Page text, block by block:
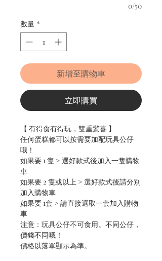
0/50
數量 *
新增至購物車
立即購買
【 有得食有得玩，雙重驚喜 】
任何蛋糕都可以按需要加配玩具公仔
哦！
如果要 1 隻 > 選好款式後加入一隻購物
車
如果要 2 隻或以上 > 選好款式後請分別
加入購物車
如果要 1套 > 請直接選取一套加入購物
車
注意：玩具公仔不可食用。不同公仔，
價錢不同哦！
價格以落單顯示為準。